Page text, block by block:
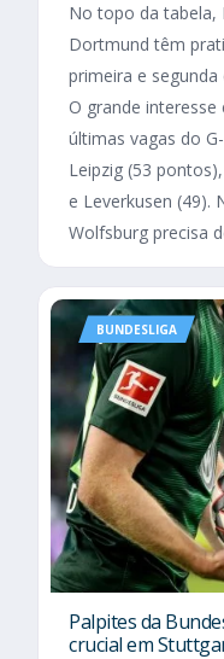
No topo da tabela,
Dortmund têm
primeira e
O grande interesse
últimas vagas do
Leipzig (53
e Leverkusen (49).
Wolfsburg precisa
BUNDESLIGA
Palpites da
crucial em